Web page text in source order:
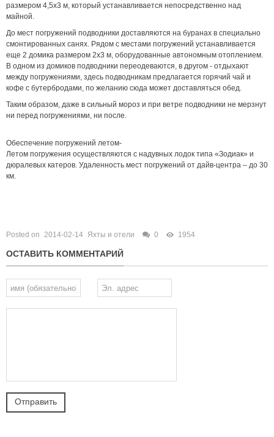
размером 4,5х3 м, который устанавливается непосредственно над
майной.
До мест погружений подводники доставляются на буранах в специально
смонтированных санях. Рядом с местами погружений устанавливается
еще 2 домика размером 2х3 м, оборудованные автономным отоплением.
В одном из домиков подводники переодеваются, в другом - отдыхают
между погружениями, здесь подводникам предлагается горячий чай и
кофе с бутербродами, по желанию сюда может доставляться обед.
Таким образом, даже в сильный мороз и при ветре подводники не мерзнут
ни перед погружениями, ни после.
Обеспечение погружений летом-
Летом погружения осуществляются с надувных лодок типа «Зодиак» и
дюралевых катеров. Удаленность мест погружений от дайв-центра – до 30
км.
Posted on 2014-02-14 Яхты и отели 0 1954
ОСТАВИТЬ КОММЕНТАРИЙ